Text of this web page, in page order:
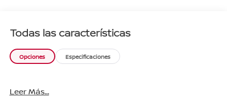
Activas: Control Activo de Estabilidad (ASC) Control
de Tracción (TCL) y Asistente de Arranque en
Pendientes (HSA).Anclajes: Sistema ISOFIX en la
Todas las características
Opciones Especificaciones
Leer Más...